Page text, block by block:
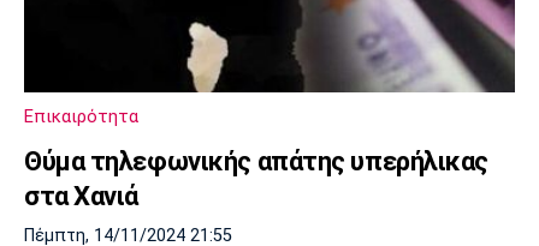
Επικαιρότητα
Θύμα τηλεφωνικής απάτης υπερήλικας
στα Χανιά
Πέμπτη, 14/11/2024 21:55